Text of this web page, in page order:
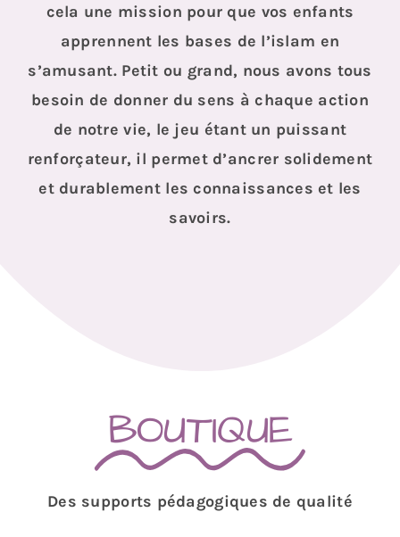
cela une mission pour que vos enfants
apprennent les bases de l’islam en
s’amusant. Petit ou grand, nous avons tous
besoin de donner du sens à chaque action
de notre vie, le jeu étant un puissant
renforçateur, il permet d’ancrer solidement
et durablement les connaissances et les
savoirs.
BOUTIQUE
Des supports pédagogiques de qualité